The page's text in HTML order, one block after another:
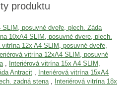
produktu
SLIM, posuvné dveře, plech. Záda
10xA4 SLIM, posuvné dvere, plech.
vitrína 12x A4 SLIM, posuvné dveře,
vitrína 12xA4 SLIM, posuvné
,
Interiérová vitrína 15x A4 SLIM,
Antracit ,
Interiérová vitrína 15xA4
zadná stena ,
Interiérová vitrína 18x